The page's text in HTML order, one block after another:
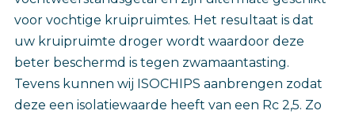
voor vochtige kruipruimtes. Het resultaat is dat
uw kruipruimte droger wordt waardoor deze
beter beschermd is tegen zwamaantasting.
Tevens kunnen wij ISOCHIPS aanbrengen zodat
deze een isolatiewaarde heeft van een Rc 2,5. Zo